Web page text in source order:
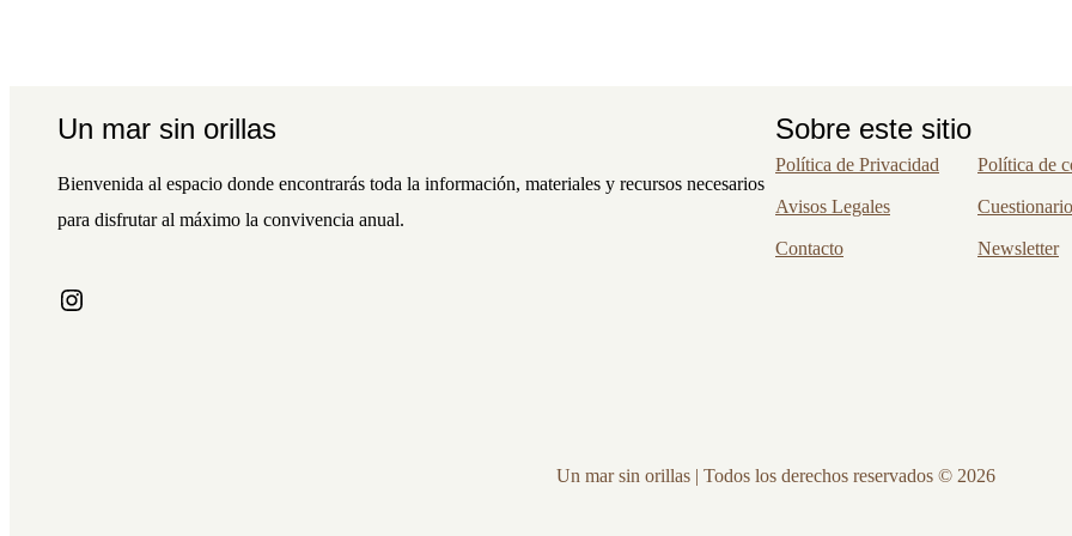
Un mar sin orillas
Bienvenida al espacio donde encontrarás toda la información, materiales y recursos necesarios
para disfrutar al máximo la convivencia anual.
Instagram
Sobre este sitio
Política de Privacidad
Avisos Legales
Contacto
Política de
Cuestionario
Newsletter
Un mar sin orillas | Todos los derechos reservados © 2026